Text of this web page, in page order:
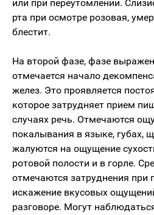
или при переутомлении.
рта при осмотре розовая,
блестит.
На второй фазе, фазе
отмечается начало
желез. Это проявляется
которое затрудняет прием
случаях речь. Отмечаются
покалывания в языке, губах,
жалуются на ощущение
ротовой полости и в горле.
отмечаются затруднения при
искажение вкусовых
разговоре. Могут